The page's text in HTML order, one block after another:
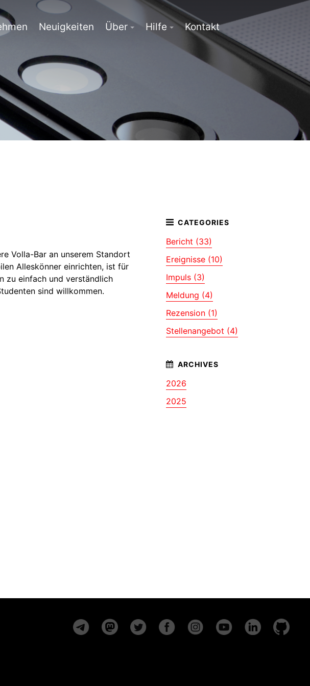
Neuigkeiten Über Hilfe
Kontakt
Volla-Bar an unserem Standort
Alleskönner einrichten, ist für
zu einfach und verständlich
sind willkommen.
Bericht (33)
Ereignisse (10)
Impuls (3)
Meldung (4)
Rezension (1)
Stellenangebot (4)
2026
2025